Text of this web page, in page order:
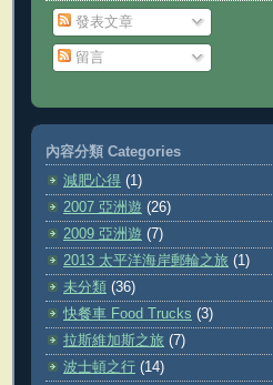
發表文章
留言
內容分類 Categories
 減肥心得 (1)
2007 亞洲遊 (26)
2009 亞洲遊 (7)
2013 太平洋海岸郵輪之旅 (1)
未分類 (36)
快餐車 Food Trucks (3)
拉斯維加斯之旅 (7)
波士頓之行 (14)